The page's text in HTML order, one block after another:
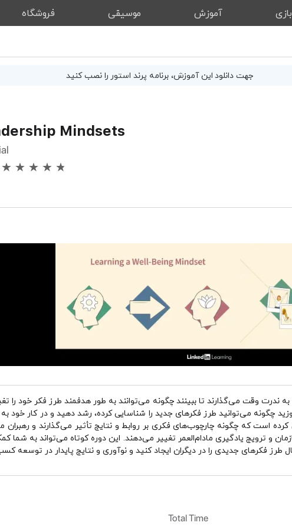
بازی آموزش موسیقی فروشگاه
جهت دانلود اینآموزش، برنامه پرند استور را نصب کنید
Mindsets
به ندرت وقت می‌گذارند تا ببینند چگونه می‌توانند به طور هدفمند طرز فکر خود را
چگونه می‌توانید طرز فکرهای جدید را شناسایی کرده، رشد دهید و در کار خود
کرده است که چگونه چارچوب‌های فکری بر روابط و نتایج تأثیر می‌گذارند و رهبران
و ترویج یادگیری مادام‌العمر تغییر می‌دهند. این دوره کوتاه می‌تواند به شما
فکرهای جدیدی را در دیگران ایجاد کنید و نوآوری و نتایج پایدار در توسعه
Total Time